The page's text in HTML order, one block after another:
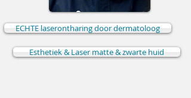
ECHTE laserontharing door dermatoloog
Esthetiek & Laser matte & zwarte huid